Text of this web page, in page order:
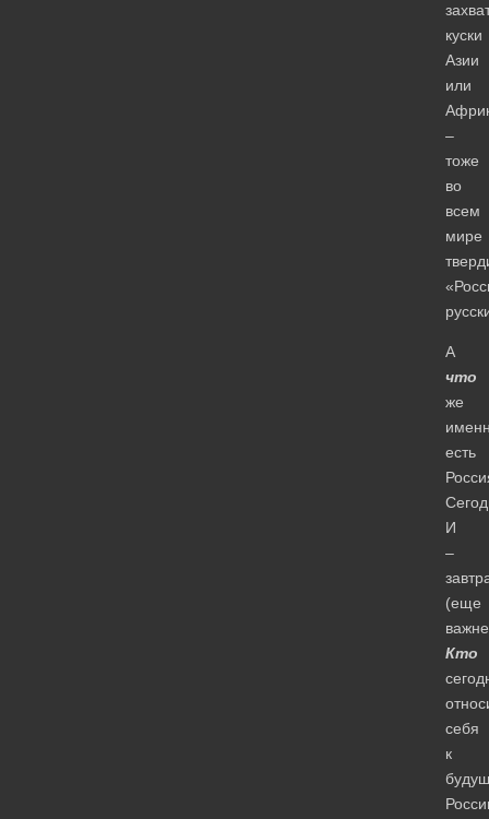
куски
Азии
или
–
тоже
во
всем
мире
А
что
же
есть
И
–
(еще
Кто
себя
к